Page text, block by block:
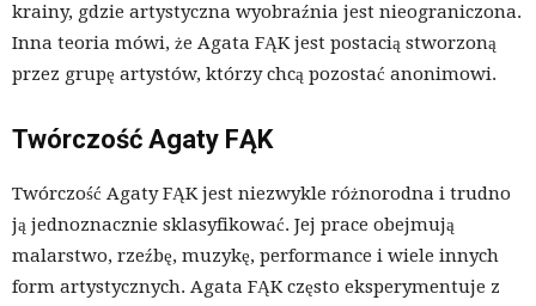
krainy, gdzie artystyczna wyobraźnia jest nieograniczona.
Inna teoria mówi, że Agata FĄK jest postacią stworzoną
przez grupę artystów, którzy chcą pozostać anonimowi.
Twórczość Agaty FĄK
Twórczość Agaty FĄK jest niezwykle różnorodna i trudno
ją jednoznacznie sklasyfikować. Jej prace obejmują
malarstwo, rzeźbę, muzykę, performance i wiele innych
form artystycznych. Agata FĄK często eksperymentuje z